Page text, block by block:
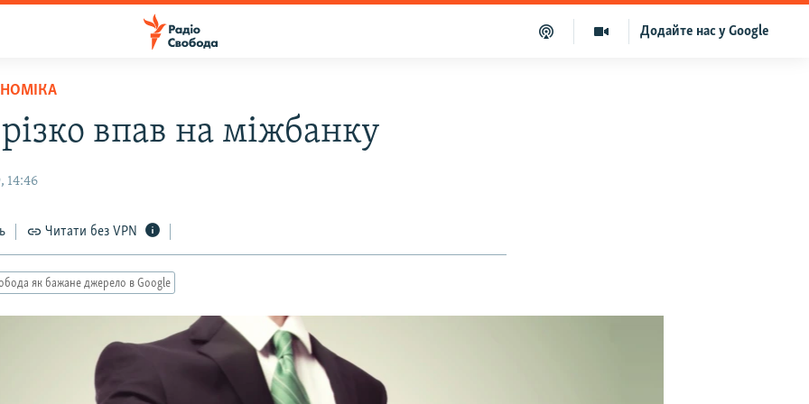
Додайте нас у Google
впав на міжбанку
14:46
Читати без VPN
як бажане джерело в Google